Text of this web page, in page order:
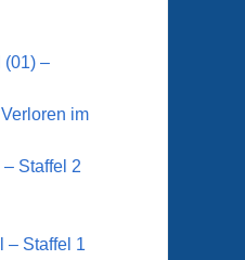
(01) –
im
– Staffel 2
– Staffel 1